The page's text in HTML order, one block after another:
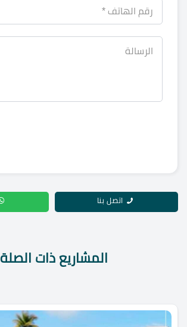
اتصل بنا
المشاريع ذات الصلة